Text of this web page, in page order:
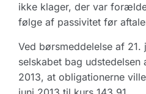
ikke klager, der var
følge af passivitet før
Ved børsmeddelelse af 21.
selskabet bag udstedelsen
2013, at obligationerne